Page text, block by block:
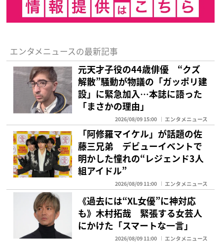
エンタメニュースの最新記事
元天才子役の44歳俳優 “クズ
解散”騒動が物議の「ガッポリ建
設」に緊急加入…本誌に語った
「まさかの理由」
2026/08/09 15:00 エンタメニュース
「阿修羅マイケル」が話題の佐
藤三兄弟 デビューイベントで
明かした憧れの“レジェンド3人
組アイドル”
2026/08/09 11:00 エンタメニュース
《過去には“XL女優”に神対応
も》木村拓哉 緊張する女芸人
にかけた「スマートな一言」
2026/08/09 11:00 エンタメニュース